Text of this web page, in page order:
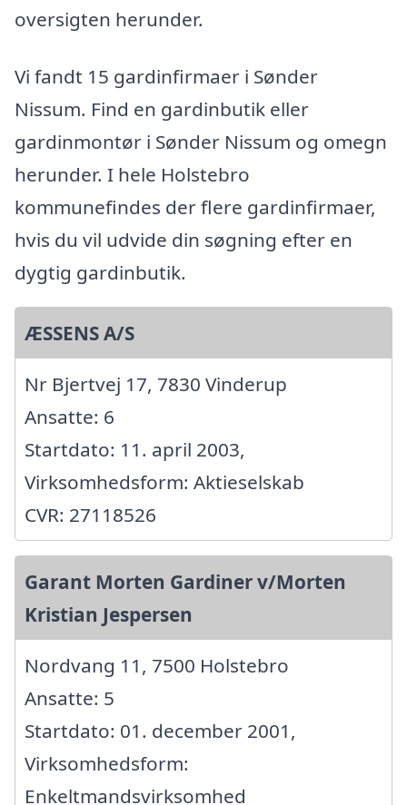
oversigten herunder.
Vi fandt 15 gardinfirmaer i Sønder
Nissum. Find en gardinbutik eller
gardinmontør i Sønder Nissum og omegn
herunder. I hele Holstebro
kommunefindes der flere gardinfirmaer,
hvis du vil udvide din søgning efter en
dygtig gardinbutik.
ÆSSENS A/S
Nr Bjertvej 17, 7830 Vinderup
Ansatte: 6
Startdato: 11. april 2003,
Virksomhedsform: Aktieselskab
CVR: 27118526
Garant Morten Gardiner v/Morten
Kristian Jespersen
Nordvang 11, 7500 Holstebro
Ansatte: 5
Startdato: 01. december 2001,
Virksomhedsform:
Enkeltmandsvirksomhed